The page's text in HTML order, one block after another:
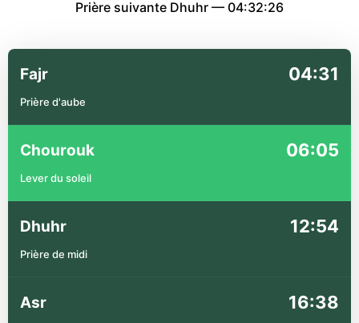
Prière suivante Dhuhr — 04:32:26
Fajr 04:31
Prière d'aube
Chourouk 06:05
Lever du soleil
Dhuhr 12:54
Prière de midi
Asr 16:38